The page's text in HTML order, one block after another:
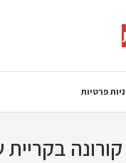
פרטיות
1/10, 07:23) על 11 חולים חדשים